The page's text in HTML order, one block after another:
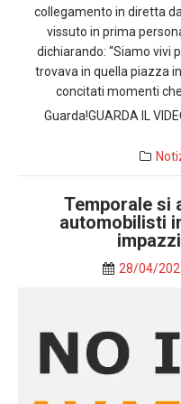
collegamento in diretta
vissuto in prima
dichiarando: “Siamo vivi
trovava in quella piazza
concitati momenti
Guarda!GUARDA IL
Temporale si
automobilisti
28/04/